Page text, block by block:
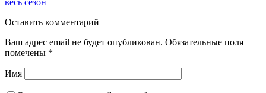
Оставить комментарий
Ваш адрес email не будет опубликован. Обязательные поля
помечены *
Имя